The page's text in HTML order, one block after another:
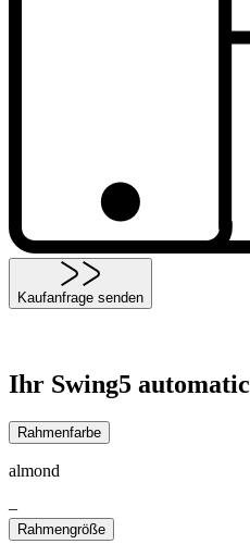
Kaufanfrage senden
Ihr Swing5 automatic
Rahmenfarbe
almond
–
Rahmengröße